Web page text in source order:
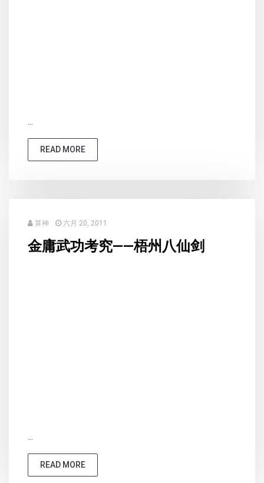
...
READ MORE
算神 六月 20, 2011
金庸武功考究——梧州八仙剑
...
READ MORE